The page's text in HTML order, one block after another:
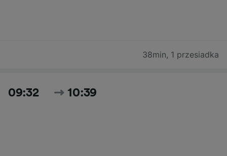
38min, 1 przesiadka
09:32 10:39